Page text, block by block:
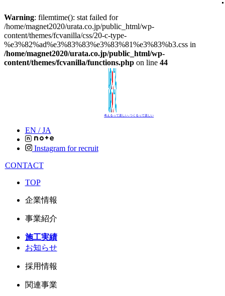
Warning: filemtime(): stat failed for
/home/magnet2020/urata.co.jp/public_html/wp-
content/themes/fcvanilla/css/20-c-type-
%e3%82%ad%e3%83%83%e3%83%81%e3%83%b3.css in
/home/magnet2020/urata.co.jp/public_html/wp-
content/themes/fcvanilla/functions.php on line 44
考えるって楽しい､つくるって楽しい
EN /JA
Instagram for recruit
CONTACT
TOP
企業情報
事業紹介
施工実績
お知らせ
採用情報
関連事業